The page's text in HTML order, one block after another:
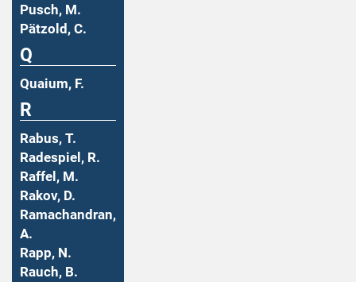
Pusch, M.
Pätzold, C.
Q
Quaium, F.
R
Rabus, T.
Radespiel, R.
Raffel, M.
Rakov, D.
Ramachandran,
A.
Rapp, N.
Rauch, B.